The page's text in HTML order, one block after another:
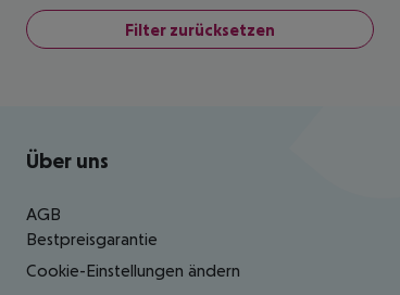
Filter zurücksetzen
Footer navigation
Über uns
AGB
Bestpreisgarantie
Cookie-Einstellungen ändern